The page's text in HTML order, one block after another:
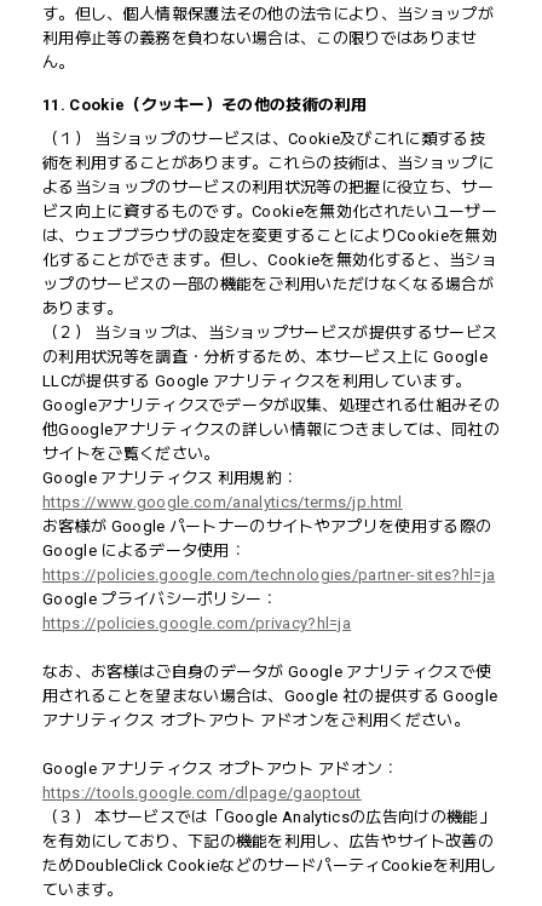
す。但し、個人情報保護法その他の法令により、当ショップが
利用停止等の義務を負わない場合は、この限りではありませ
ん。
11. Cookie（クッキー）その他の技術の利用
（１） 当ショップのサービスは、Cookie及びこれに類する技
術を利用することがあります。これらの技術は、当ショップに
よる当ショップのサービスの利用状況等の把握に役立ち、サー
ビス向上に資するものです。Cookieを無効化されたいユーザー
は、ウェブブラウザの設定を変更することによりCookieを無効
化することができます。但し、Cookieを無効化すると、当ショ
ップのサービスの一部の機能をご利用いただけなくなる場合が
あります。
（２） 当ショップは、当ショップサービスが提供するサービス
の利用状況等を調査・分析するため、本サービス上に Google
LLCが提供する Google アナリティクスを利用しています。
Googleアナリティクスでデータが収集、処理される仕組みその
他Googleアナリティクスの詳しい情報につきましては、同社の
サイトをご覧ください。
Google アナリティクス 利用規約：
https://www.google.com/analytics/terms/jp.html
お客様が Google パートナーのサイトやアプリを使用する際の
Google によるデータ使用：
https://policies.google.com/technologies/partner-sites?hl=ja
Google プライバシーポリシー：
https://policies.google.com/privacy?hl=ja
なお、お客様はご自身のデータが Google アナリティクスで使
用されることを望まない場合は、Google 社の提供する Google
アナリティクス オプトアウト アドオンをご利用ください。
Google アナリティクス オプトアウト アドオン：
https://tools.google.com/dlpage/gaoptout
（３） 本サービスでは「Google Analyticsの広告向けの機能」
を有効にしており、下記の機能を利用し、広告やサイト改善の
ためDoubleClick CookieなどのサードパーティCookieを利用し
ています。